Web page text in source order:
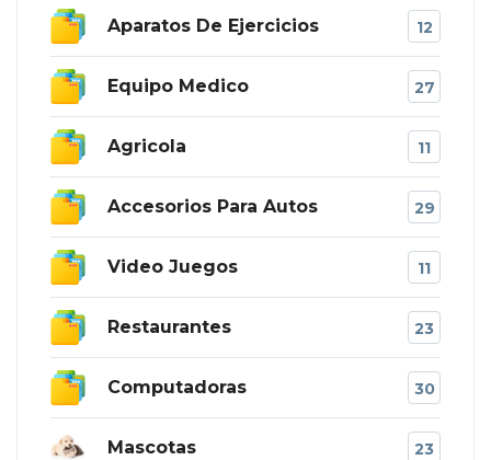
Aparatos De Ejercicios 12
Equipo Medico 27
Agricola 11
Accesorios Para Autos 29
Video Juegos 11
Restaurantes 23
Computadoras 30
Mascotas 23